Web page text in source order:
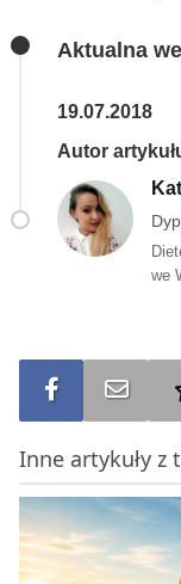
Aktualna
19.07.2018
Autor
we
ich
Udostępnij
Inne artykuły z